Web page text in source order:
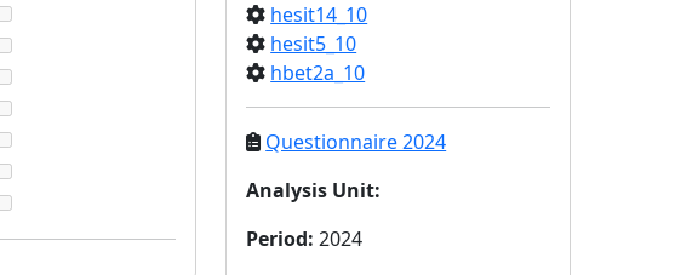
hesit14_10
hesit5_10
hbet2a_10
Questionnaire 2024
Analysis Unit:
Period:2024